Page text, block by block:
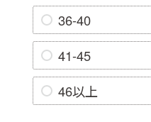
36-40
41-45
46以上